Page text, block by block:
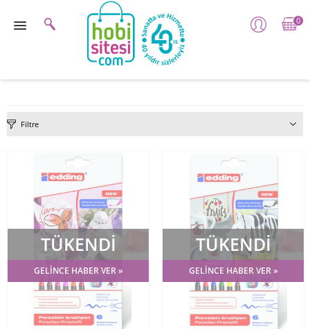
0
Filtre
TÜKENDİ
GELİNCE HABER VER »
TÜKENDİ
GELİNCE HABER VER »